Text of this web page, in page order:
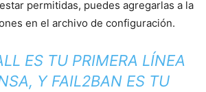
permitidas, puedes agregarlas a la
en el archivo de configuración.
ES TU PRIMERA LÍNEA
Y FAIL2BAN ES TU